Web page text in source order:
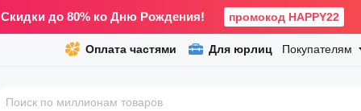
Скидки до 80% ко Дню Рождения! промокод HAPPY22
Оплата частями Для юрлиц Покупателям